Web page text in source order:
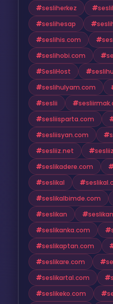
sesliherkez
seslihesap
seslihis.com
seslihobi.com
SesliHost
seslihulyam.com
seslii
sesliisparta.com
sesliisyan.com
sesliiz.net
seslikadere.com
seslikal
seslikalbimde.com
seslikan
seslikanka.com
seslikaptan.com
seslikare.com
seslikartal.com
seslikeko.com